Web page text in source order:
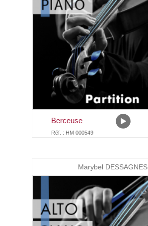
Berceuse
Réf. : HM 000549
Marybel DESSAGNES